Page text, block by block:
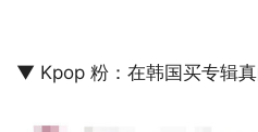
▼ Kpop 粉：在韩国买专辑真